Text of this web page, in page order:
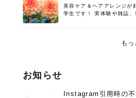
美容ケア＆ヘアアレンジが
学生です！ 実体験や雑誌、
す。 これからよろしくお願
も
お知らせ
Instagram引用時の